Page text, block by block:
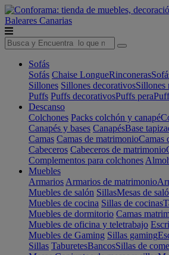
Baleares Canarias
Sofás
Sofás Chaise LongueRinconeras
Sillones Sillones decorativosSillones
Puffs Puffs decorativosPuffs pera
Descanso
Colchones Packs colchón y canapé
Canapés y bases CanapésBase
Camas Camas de matrimonioCamas
Cabeceros Cabeceros de matrimonio
Complementos para colchones
Muebles
Armarios Armarios de matrimonio
Muebles de salón SillasMesas de
Muebles de cocina Sillas de cocinas
Muebles de dormitorio Camas
Muebles de oficina y teletrabajo
Muebles de Gaming Sillas gaming
Sillas TaburetesBancosSillas de